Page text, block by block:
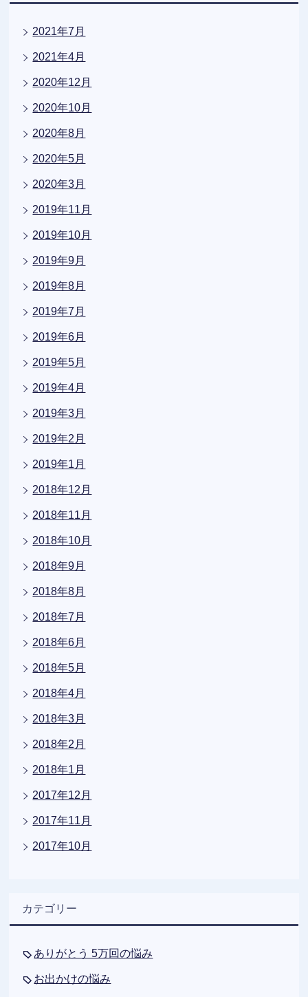
2021年7月
2021年4月
2020年12月
2020年10月
2020年8月
2020年5月
2020年3月
2019年11月
2019年10月
2019年9月
2019年8月
2019年7月
2019年6月
2019年5月
2019年4月
2019年3月
2019年2月
2019年1月
2018年12月
2018年11月
2018年10月
2018年9月
2018年8月
2018年7月
2018年6月
2018年5月
2018年4月
2018年3月
2018年2月
2018年1月
2017年12月
2017年11月
2017年10月
カテゴリー
ありがとう 5万回の悩み
お出かけの悩み